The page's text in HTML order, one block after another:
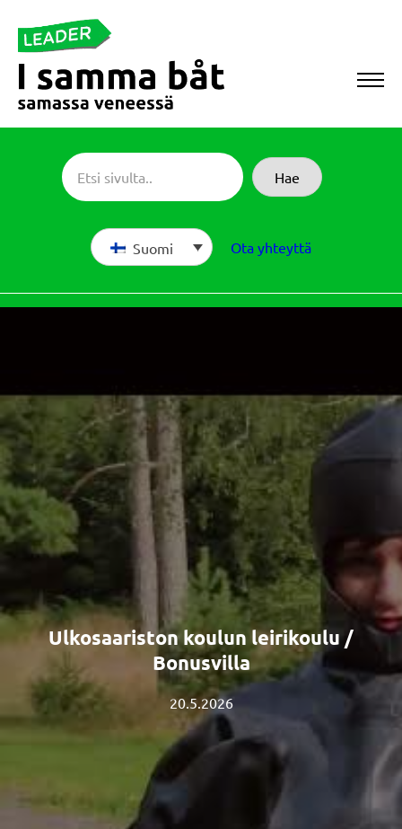
suoraan
sisältöön
Sameboat
Hae
Ota yhteyttä
Suomi
Ulkosaariston koulun leirikoulu /
Bonusvilla
20.5.2026